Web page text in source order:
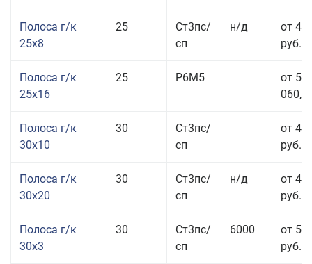
Полоса г/к
25x8
25
Ст3пс/
сп
н/д
от 44
руб.
Полоса г/к
25x16
25 Р6М5
от
Полоса г/к
30x10
30
Ст3пс/
сп
от 46
руб.
Полоса г/к
30x20
30
Ст3пс/
сп
н/д
от 44
руб.
Полоса г/к
30x3
30
Ст3пс/
сп
6000
от 50
руб.